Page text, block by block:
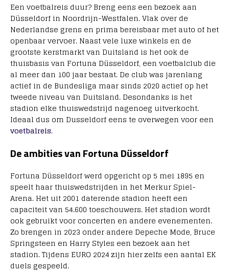
Een voetbalreis duur? Breng eens een bezoek aan
Düsseldorf in Noordrijn-Westfalen. Vlak over de
Nederlandse grens en prima bereisbaar met auto of het
openbaar vervoer. Naast vele luxe winkels en de
grootste kerstmarkt van Duitsland is het ook de
thuisbasis van Fortuna Düsseldorf, een voetbalclub die
al meer dan 100 jaar bestaat. De club was jarenlang
actief in de Bundesliga maar sinds 2020 actief op het
tweede niveau van Duitsland. Desondanks is het
stadion elke thuiswedstrijd nagenoeg uitverkocht.
Ideaal dus om Dusseldorf eens te overwegen voor een
voetbalreis.
De ambities van Fortuna Düsseldorf
Fortuna Düsseldorf werd opgericht op 5 mei 1895 en
speelt haar thuiswedstrijden in het Merkur Spiel-
Arena. Het uit 2001 daterende stadion heeft een
capaciteit van 54.600 toeschouwers. Het stadion wordt
ook gebruikt voor concerten en andere evenementen.
Zo brengen in 2023 onder andere Depeche Mode, Bruce
Springsteen en Harry Styles een bezoek aan het
stadion. Tijdens EURO 2024 zijn hier zelfs een aantal EK
duels gespeeld.